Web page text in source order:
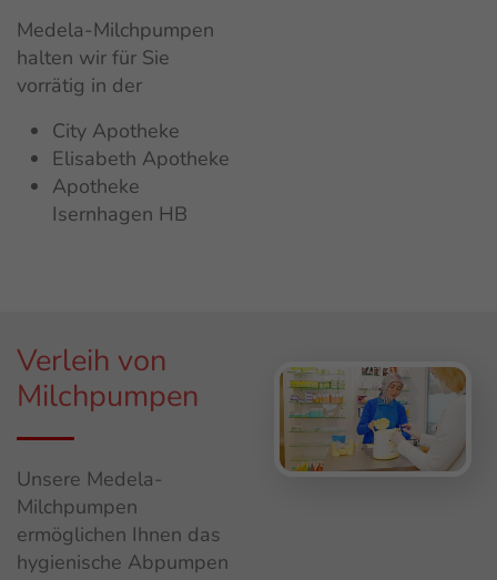
Medela-Milchpumpen
halten wir für Sie
vorrätig in der
City Apotheke
Elisabeth Apotheke
Apotheke
Isernhagen HB
Verleih von
Milchpumpen
Unsere Medela-
Milchpumpen
ermöglichen Ihnen das
hygienische Abpumpen